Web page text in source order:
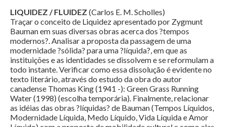
LIQUIDEZ / FLUIDEZ (Carlos E. M. Scholles)
Traçar o conceito de Liquidez apresentado por Zygmunt
Bauman em suas diversas obras acerca dos ?tempos
modernos?. Analisar a proposta da passagem de uma
modernidade ?sólida? para uma ?líquida?, em que as
instituições e as identidades se dissolvem e se reformulam a
todo instante. Verificar como essa dissolução é evidente no
texto literário, através do estudo da obra do autor
canadense Thomas King (1941 -): Green Grass Running
Water (1998) (escolha temporária). Finalmente, relacionar
as idéias das obras ?líquidas? de Bauman (Tempos Líquidos,
Modernidade Líquida, Medo Líquido, Vida Líquida e Amor